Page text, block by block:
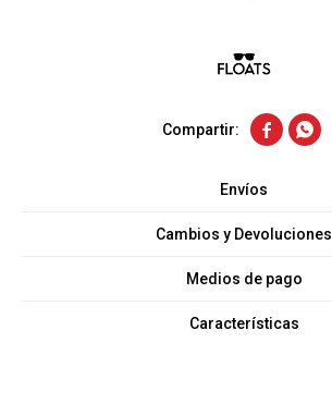
 
Envíos
Cambios y Devoluciones
Medios de pago
Características